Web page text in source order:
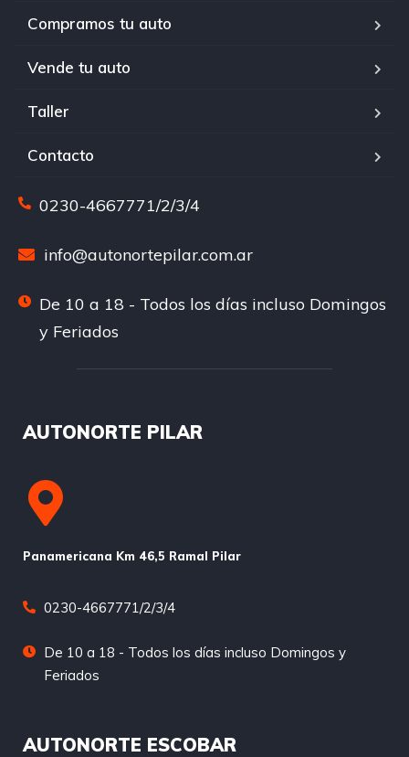
Compramos tu auto
Vende tu auto
Taller
Contacto
0230-4667771/2/3/4
info@autonortepilar.com.ar
De 10 a 18 - Todos los días incluso Domingos
y Feriados
AUTONORTE PILAR
Panamericana Km 46,5 Ramal Pilar
0230-4667771/2/3/4
De 10 a 18 - Todos los días incluso Domingos y
Feriados
AUTONORTE ESCOBAR